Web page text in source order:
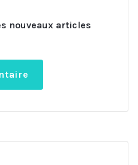
nouveaux articles